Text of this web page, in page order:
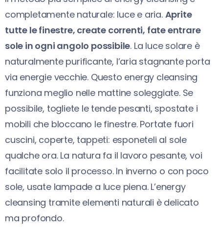
completamente naturale: luce e aria. Aprite
tutte le finestre, create correnti, fate entrare
sole in ogni angolo possibile. La luce solare è
naturalmente purificante, l’aria stagnante porta
via energie vecchie. Questo energy cleansing
funziona meglio nelle mattine soleggiate. Se
possibile, togliete le tende pesanti, spostate i
mobili che bloccano le finestre. Portate fuori
cuscini, coperte, tappeti: esponeteli al sole
qualche ora. La natura fa il lavoro pesante, voi
facilitate solo il processo. In inverno o con poco
sole, usate lampade a luce piena. L’energy
cleansing tramite elementi naturali è delicato
ma profondo.